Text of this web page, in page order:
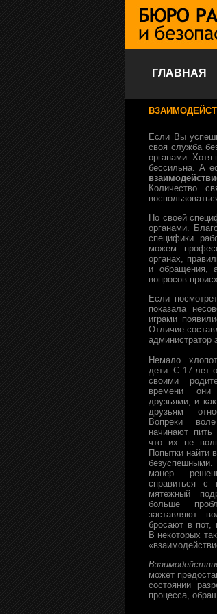
ГЛАВНАЯ
Если Вы
своя служба
органами. Хотя
бессильна. А
Количество
По своей
органами.
специфики
можем
органах,
и обращения,
вопросов
Если
показала
играми
Отличие
администратор
Немало
дети. С 17 лет
своими
времени
друзьями, и
друзьям
Вопреки
начинают
что их не
Попытки найти
безуспешными.
манер
справиться с
мятежный
больше
заставляют
бросают в пот,
В некоторых
может
состоянии
процесса,